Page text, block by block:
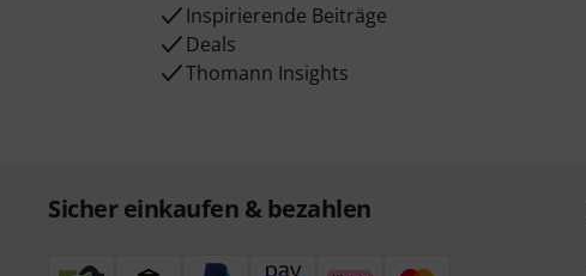
Inspirierende Beiträge
Deals
Thomann Insights
Sicher einkaufen & bezahlen